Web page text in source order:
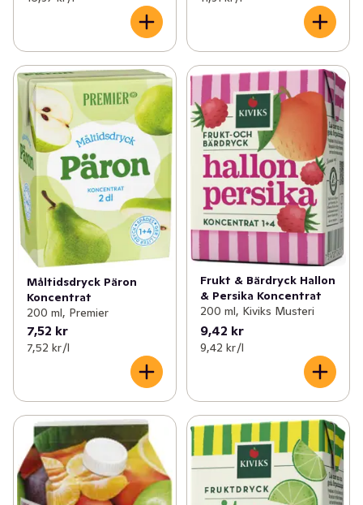
Måltidsdryck Päron
Koncentrat
200 ml, Premier
7,52 kr
7,52 kr /l
Frukt & Bärdryck Hallon
& Persika Koncentrat
200 ml, Kiviks Musteri
9,42 kr
9,42 kr /l